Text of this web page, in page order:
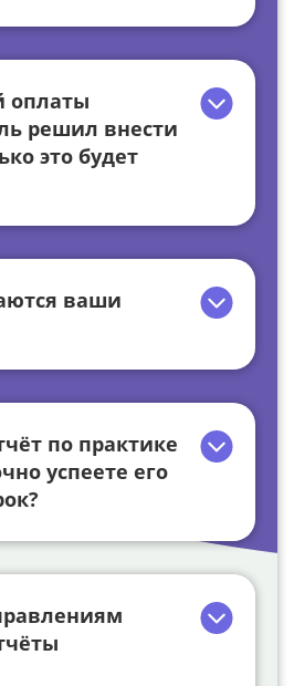
оплаты
решил внести
это будет
ваши
по практике
успеете его